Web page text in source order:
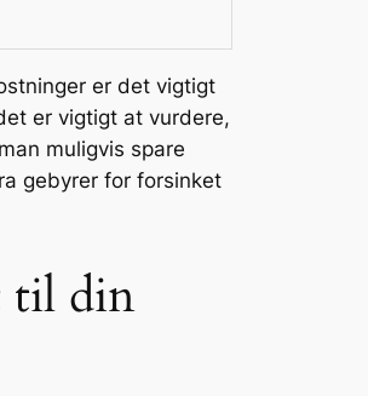
er det vigtigt
er vigtigt at vurdere,
muligvis spare
gebyrer for forsinket
til din